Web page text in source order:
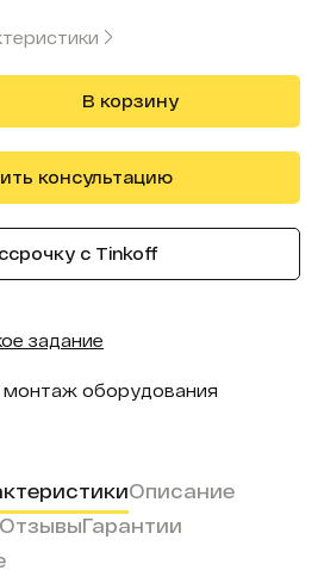
В корзину
консультацию
с Tinkoff
задание
оборудования
Описание
ОтзывыГарантии